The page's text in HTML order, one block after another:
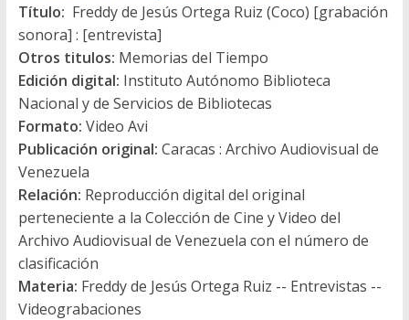
Título: Freddy de Jesús Ortega Ruiz (Coco) [grabación
sonora] : [entrevista]
Otros titulos: Memorias del Tiempo
Edición digital: Instituto Autónomo Biblioteca
Nacional y de Servicios de Bibliotecas
Formato: Video Avi
Publicación original: Caracas : Archivo Audiovisual de
Venezuela
Relación: Reproducción digital del original
perteneciente a la Colección de Cine y Video del
Archivo Audiovisual de Venezuela con el número de
clasificación
Materia: Freddy de Jesús Ortega Ruiz -- Entrevistas --
Videograbaciones